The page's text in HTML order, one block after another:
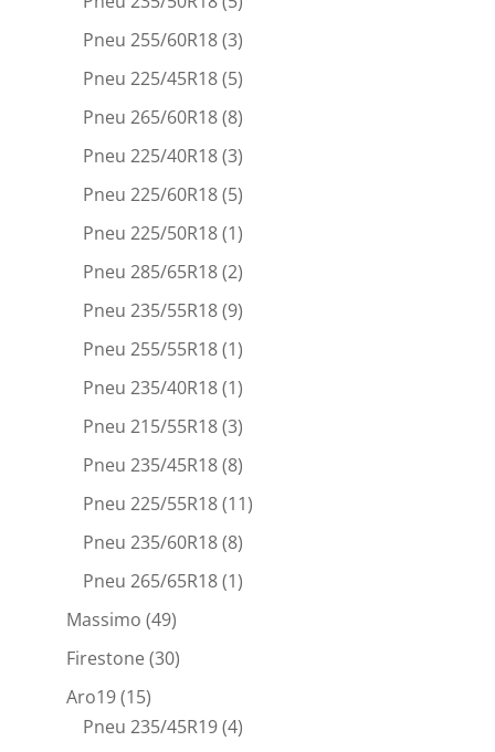
Pneu 255/60R18(3)
Pneu 225/45R18(5)
Pneu 265/60R18(8)
Pneu 225/40R18(3)
Pneu 225/60R18(5)
Pneu 225/50R18(1)
Pneu 285/65R18(2)
Pneu 235/55R18(9)
Pneu 255/55R18(1)
Pneu 235/40R18(1)
Pneu 215/55R18(3)
Pneu 235/45R18(8)
Pneu 225/55R18(11)
Pneu 235/60R18(8)
Pneu 265/65R18(1)
Massimo (49)
Firestone(30)
Aro19(15)
Pneu 235/45R19(4)